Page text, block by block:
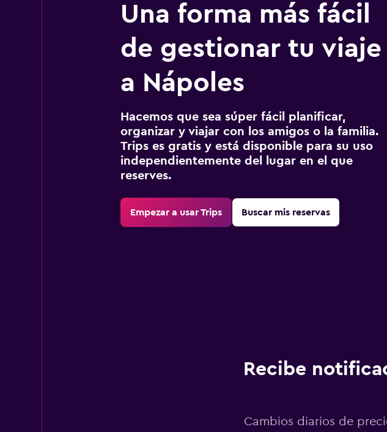
Una forma más fácil
de gestionar tu viaje
a Nápoles
Hacemos que sea súper fácil planificar,
organizar y viajar con los amigos o la familia.
Trips es gratis y está disponible para su uso
independientemente del lugar en el que
reserves.
Empezar a usar Trips Buscar mis reservas
Recibe
Cambios diarios de